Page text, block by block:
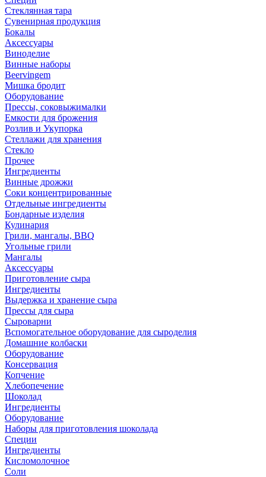
Стеклянная тара
Сувенирная продукция
Бокалы
Аксессуары
Виноделие
Винные наборы
Beervingem
Мишка бродит
Оборудование
Прессы, соковыжималки
Емкости для брожения
Розлив и Укупорка
Стеллажи для хранения
Стекло
Прочее
Ингредиенты
Винные дрожжи
Соки концентрированные
Отдельные ингредиенты
Бондарные изделия
Кулинария
Грили, мангалы, BBQ
Угольные грили
Мангалы
Аксессуары
Приготовление сыра
Ингредиенты
Выдержка и хранение сыра
Прессы для сыра
Сыроварни
Вспомогательное оборудование для сыроделия
Домашние колбаски
Оборудование
Консервация
Копчение
Хлебопечение
Шоколад
Ингредиенты
Оборудование
Наборы для приготовления шоколада
Специи
Ингредиенты
Кисломолочное
Соли